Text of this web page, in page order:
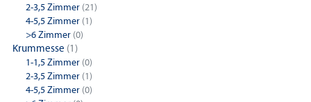
2-3,5 Zimmer (21)
4-5,5 Zimmer (1)
>6 Zimmer (0)
Krummesse (1)
1-1,5 Zimmer (0)
2-3,5 Zimmer (1)
4-5,5 Zimmer (0)